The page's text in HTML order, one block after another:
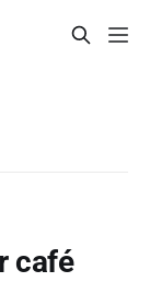
café